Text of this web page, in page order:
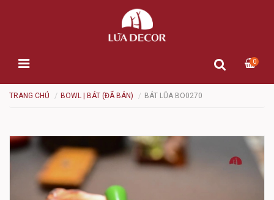
0
TRANG CHỦ BOWL | BÁT (ĐÃ BÁN) BÁT LŨA BO0270